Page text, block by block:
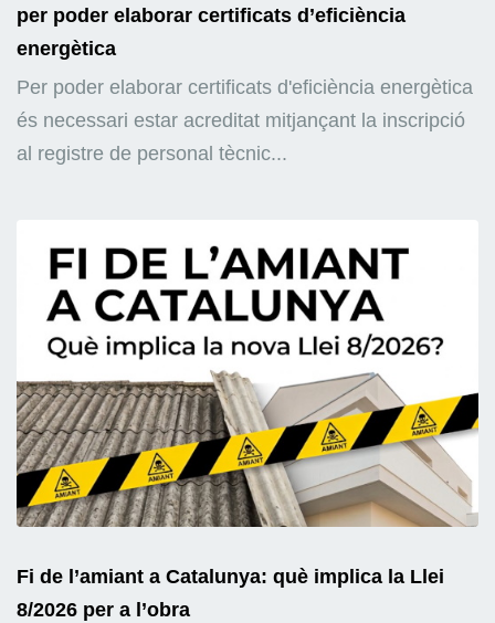
per poder elaborar certificats d’eficiència
energètica
Per poder elaborar certificats d'eficiència energètica
és necessari estar acreditat mitjançant la inscripció
al registre de personal tècnic...
Fi de l’amiant a Catalunya: què implica la Llei
8/2026 per a l’obra